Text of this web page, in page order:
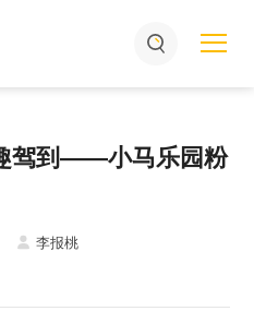
驾到——小马乐园粉
李报桃